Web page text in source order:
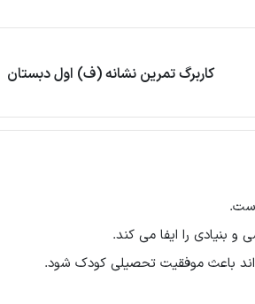
کاربرگ تمرین نشانه (ف) اول دبستان
بنیادی را ایفا می کند.
باعث موفقیت تحصیلی کودک شود.